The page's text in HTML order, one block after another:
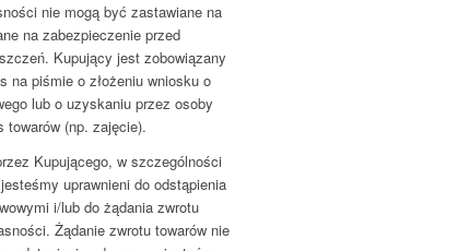
nie mogą być zastawiane na
na zabezpieczenie przed
Kupujący jest zobowiązany
na piśmie o złożeniu wniosku o
lub o uzyskaniu przez osoby
towarów (np. zajęcie).
Kupującego, w szczególności
uprawnieni do odstąpienia
i/lub do żądania zwrotu
Żądanie zwrotu towarów nie